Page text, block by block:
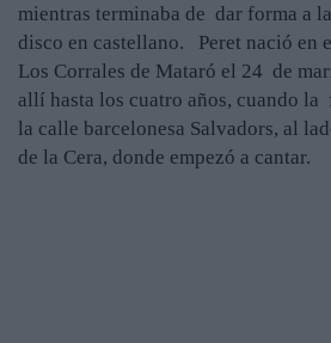
mientras terminaba de dar forma a
disco en castellano. Peret nació en
Los Corrales de Mataró el 24 de
allí hasta los cuatro años, cuando la
la calle barcelonesa Salvadors, al
de la Cera, donde empezó a cantar.